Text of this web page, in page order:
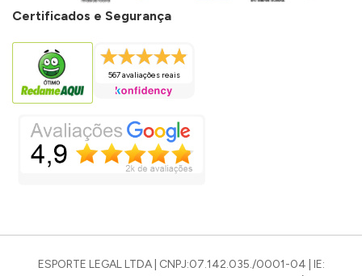
Certificados e Segurança
567 avaliações reais
ESPORTE LEGAL LTDA | CNPJ:07.142.035./0001-04 | IE: